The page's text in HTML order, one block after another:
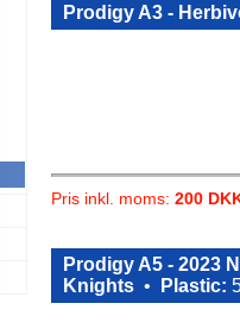
Prodigy A3 -
Pris inkl. moms: 200
Prodigy A5 - 2023
Knights • Plastic: